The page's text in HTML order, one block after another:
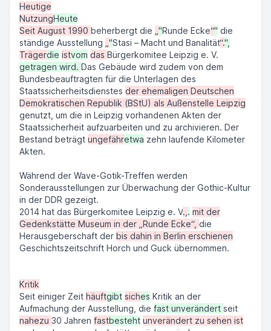
Heutige
NutzungHeute
Seit August 1990 beherbergt die "Runde Ecke“" die
ständige Ausstellung
"Stasi – Macht und Banalität“.",
Trägerdie istvom das Bürgerkomitee Leipzig e. V.
getragen wird. Das Gebäude wird zudem von dem
Bundesbeauftragten für die Unterlagen des
Staatssicherheitsdienstes der ehemaligen Deutschen
Demokratischen Republik (BStU) als Außenstelle Leipzig
genutzt, um die in Leipzig vorhandenen Akten der
Staatssicherheit aufzuarbeiten und zu archivieren. Der
Bestand beträgt ungefähretwa zehn laufende Kilometer
Akten.
Während der Wave-Gotik-Treffen werden
Sonderausstellungen zur Überwachung der Gothic-Kultur
in der DDR gezeigt.
2014 hat das Bürgerkomitee Leipzig e. V., . mit der
Gedenkstätte Museum in der „Runde Ecke“, die
Herausgeberschaft der bis dahin in Berlin erschienen
Geschichtszeitschrift Horch und Guck übernommen.
Kritik
Seit einiger Zeit häuftgibt siches Kritik an der
Aufmachung der Ausstellung, die fast unverändert seit
nahezu 30 Jahren fastbesteht unverändert zu sehen ist